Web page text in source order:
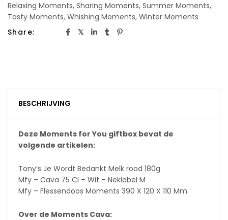
Relaxing Moments, Sharing Moments, Summer Moments,
Tasty Moments, Whishing Moments, Winter Moments
Share:
BESCHRIJVING
Deze Moments for You giftbox bevat de
volgende artikelen:
Tony’s Je Wordt Bedankt Melk rood 180g
Mfy – Cava 75 Cl – Wit – Neklabel M
Mfy – Flessendoos Moments 390 X 120 X 110 Mm.
Over de Moments Cava: